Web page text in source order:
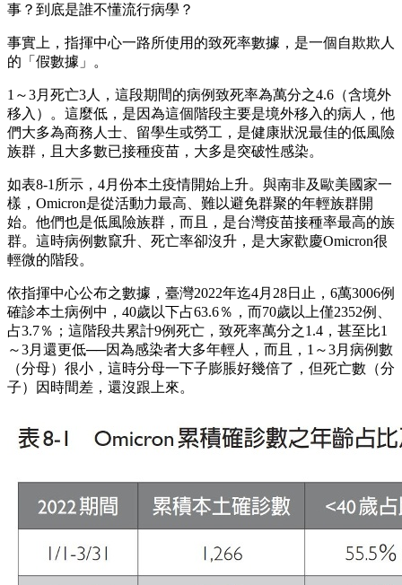
事？到底是誰不懂流行病學？
事實上，指揮中心一路所使用的致死率數據，是一個自欺欺人
的「假數據」。
1～3月死亡3人，這段期間的病例致死率為萬分之4.6（含境外
移入）。這麼低，是因為這個階段主要是境外移入的病人，他
們大多為商務人士、留學生或勞工，是健康狀況最佳的低風險
族群，且大多數已接種疫苗，大多是突破性感染。
如表8-1所示，4月份本土疫情開始上升。與南非及歐美國家一
樣，Omicron是從活動力最高、難以避免群聚的年輕族群開
始。他們也是低風險族群，而且，是台灣疫苗接種率最高的族
群。這時病例數竄升、死亡率卻沒升，是大家歡慶Omicron很
輕微的階段。
依指揮中心公布之數據，臺灣2022年迄4月28日止，6萬3006例
確診本土病例中，40歲以下占63.6％，而70歲以上僅2352例、
占3.7％；這階段共累計9例死亡，致死率萬分之1.4，甚至比1
～3月還更低──因為感染者大多年輕人，而且，1～3月病例數
（分母）很小，這時分母一下子膨脹好幾倍了，但死亡數（分
子）因時間差，還沒跟上來。